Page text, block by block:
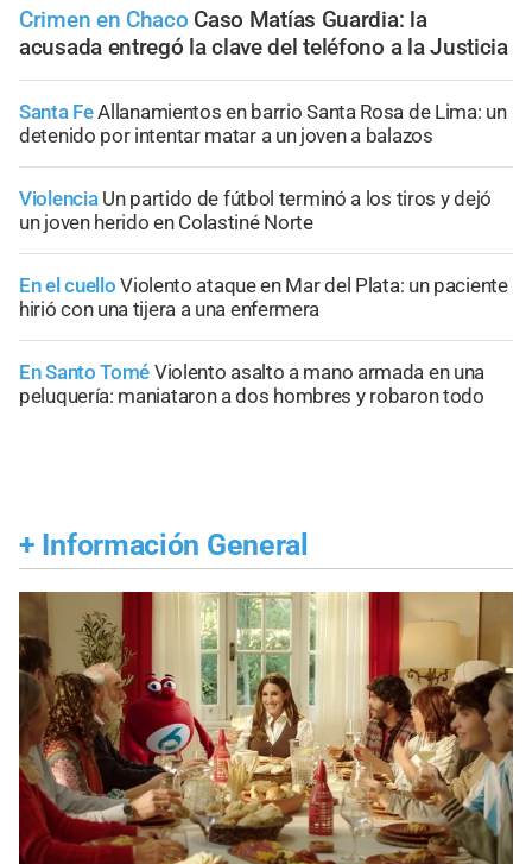
Crimen en Chaco Caso Matías Guardia: la
acusada entregó la clave del teléfono a la Justicia
Santa FeAllanamientos en barrio Santa Rosa de Lima: un
detenido por intentar matar a un joven a balazos
Violencia Un partido de fútbol terminó a los tiros y dejó
un joven herido en Colastiné Norte
En el cuello Violento ataque en Mar del Plata: un paciente
hirió con una tijera a una enfermera
En Santo Tomé Violento asalto a mano armada en una
peluquería: maniataron a dos hombres y robaron todo
+ Información General